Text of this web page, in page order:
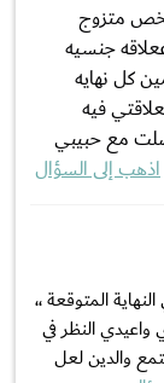
ععلاقه بشخص متزوج
وكنت ععلاقه جنسيه
كل نهايه
فيه
مع حبيبي
اذهب إلى السؤال
المتوقعة ،،
النظر في
والدين لعل